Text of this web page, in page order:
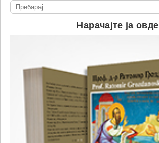
Search
for:
Нарачајте ја овде